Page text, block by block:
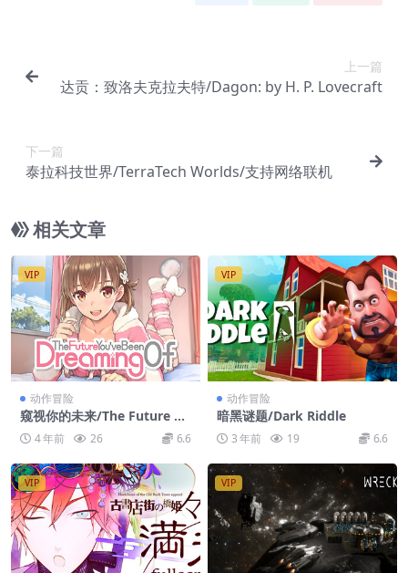
上一篇
达贡：致洛夫克拉夫特/Dagon: by H. P. Lovecraft
下一篇
泰拉科技世界/TerraTech Worlds/支持网络联机
相关文章
VIP
动作冒险
窥视你的未来/The Future Yo
u’ve Been Dreaming Of
4 年前 26 6.6
VIP
动作冒险
暗黑谜题/Dark Riddle
3 年前 19 6.6
VIP VIP